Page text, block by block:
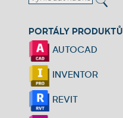
PORTÁLY PRODUKTŮ
AUTOCAD
INVENTOR
REVIT